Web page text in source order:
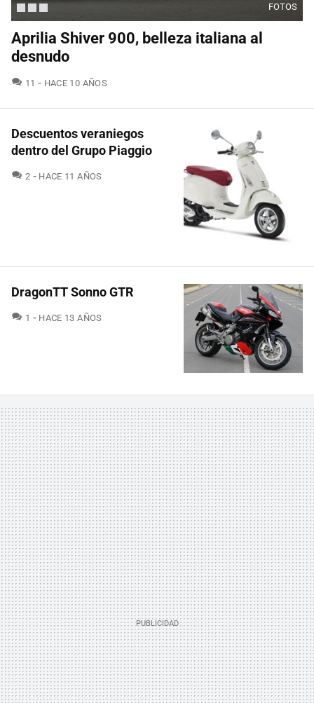
FOTOS
Aprilia Shiver 900, belleza italiana al
desnudo
11 COMENTARIOS
HACE 10 AÑOS
Descuentos veraniegos
dentro del Grupo Piaggio
2 COMENTARIOS
HACE 11 AÑOS
DragonTT Sonno GTR
1 COMENTARIOS
HACE 13 AÑOS